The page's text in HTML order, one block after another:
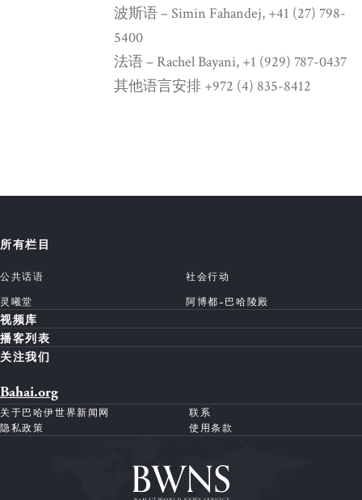
波斯语 – Simin Fahandej, +41 (27) 798-
5400
法语 – Rachel Bayani, +1 (929) 787-0437
其他语言安排 +972 (4) 835-8412
所有栏目
公共话语
社会行动
灵曦堂
阿博都-巴哈陵殿
视频库
播客列表
关注我们
Bahai.org
关于巴哈伊世界新闻网
联系
隐私政策
使用条款